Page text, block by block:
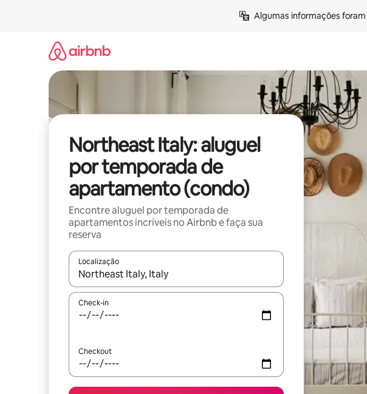
Algumas informações
Northeast Italy: aluguel
por temporada de
apartamento (condo)
Encontre aluguel por temporada de
apartamentos incríveis no Airbnb e faça sua
reserva
Localização
Quando os resultados estiverem disponíveis, explore-os usando as seta
Check-in
Checkout